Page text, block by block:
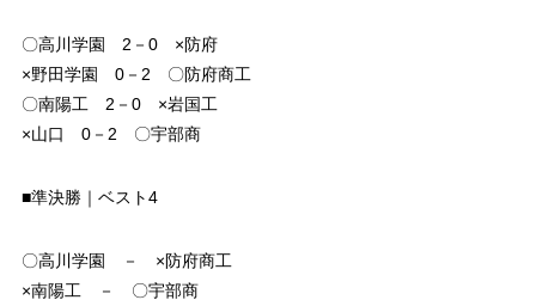
〇高川学園 2－0 ×防府
×野田学園 0－2 〇防府商工
〇南陽工 2－0 ×岩国工
×山口 0－2 〇宇部商
■準決勝｜ベスト4
〇高川学園 － ×防府商工
×南陽工 － 〇宇部商